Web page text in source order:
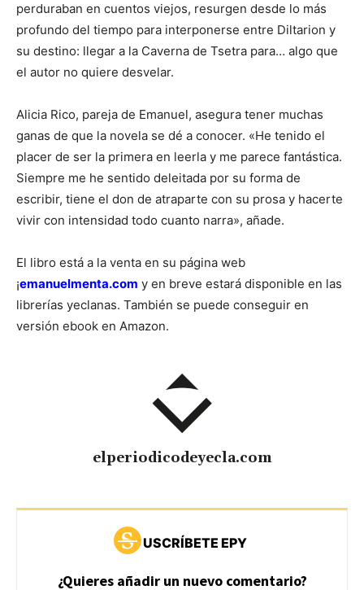
perduraban en cuentos viejos, resurgen desde lo más
profundo del tiempo para interponerse entre Diltarion y
su destino: llegar a la Caverna de Tsetra para… algo que
el autor no quiere desvelar.
Alicia Rico, pareja de Emanuel, asegura tener muchas
ganas de que la novela se dé a conocer. «He tenido el
placer de ser la primera en leerla y me parece fantástica.
Siempre me he sentido deleitada por su forma de
escribir, tiene el don de atraparte con su prosa y hacerte
vivir con intensidad todo cuanto narra», añade.
El libro está a la venta en su página web
¡emanuelmenta.com y en breve estará disponible en las
librerías yeclanas. También se puede conseguir en
versión ebook en Amazon.
elperiodicodeyecla.com
USCRÍBETE EPY
¿Quieres añadir un nuevo comentario?